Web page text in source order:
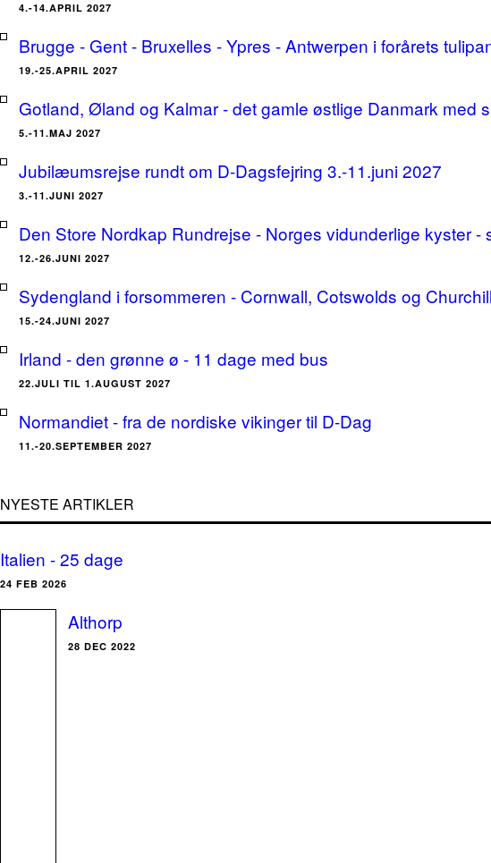
4.-14.APRIL 2027
Brugge - Gent - Bruxelles - Ypres - Antwerpen i forårets
19.-25.APRIL 2027
Gotland, Øland og Kalmar - det gamle østlige Danmark med
5.-11.MAJ 2027
Jubilæumsrejse rundt om D-Dagsfejring 3.-11.juni 2027
3.-11.JUNI 2027
Den Store Nordkap Rundrejse - Norges vidunderlige kyster
12.-26.JUNI 2027
Sydengland i forsommeren - Cornwall, Cotswolds og
15.-24.JUNI 2027
Irland - den grønne ø - 11 dage med bus
22.JULI TIL 1.AUGUST 2027
Normandiet - fra de nordiske vikinger til D-Dag
11.-20.SEPTEMBER 2027
NYESTE ARTIKLER
Italien - 25 dage
24 FEB 2026
Althorp
28 DEC 2022